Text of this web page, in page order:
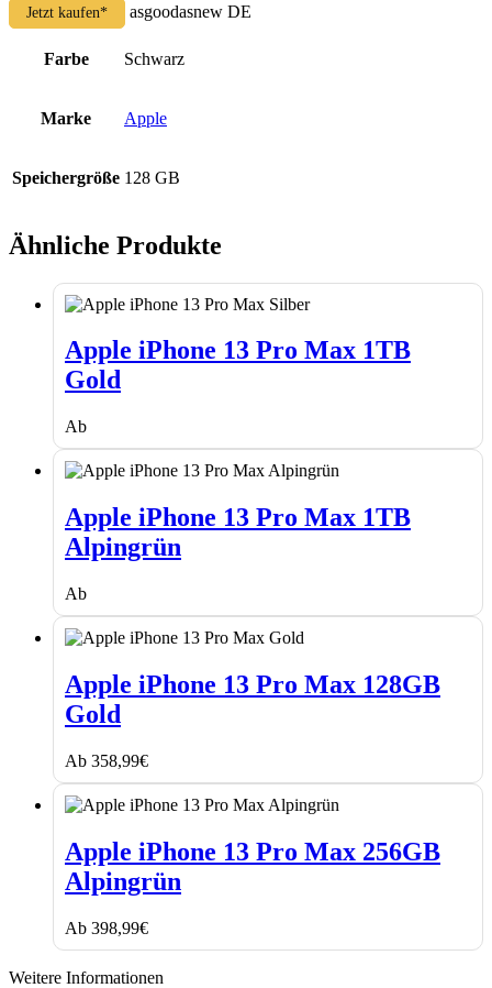
Jetzt kaufen* asgoodasnew DE
Farbe Schwarz
Marke Apple
Speichergröße 128 GB
Ähnliche Produkte
iPhone
13
Pro
1TB
Apple iPhone 13 Pro Max 1TB
Gold
Ab
iPhone
13
Pro
1TB
Apple iPhone 13 Pro Max 1TB
Alpingrün
Ab
iPhone
13
Pro
128GB
Apple iPhone 13 Pro Max 128GB
Gold
Ab 358,99€
iPhone
13
Pro
256GB
Alpingrün
Apple iPhone 13 Pro Max 256GB
Alpingrün
Ab 398,99€
Weitere Informationen